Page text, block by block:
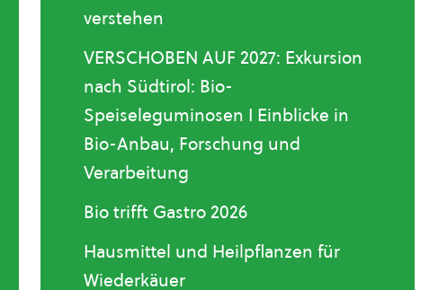
verstehen
VERSCHOBEN AUF 2027: Exkursion
nach Südtirol: Bio-
Speiseleguminosen I Einblicke in
Bio-Anbau, Forschung und
Verarbeitung
Bio trifft Gastro 2026
Hausmittel und Heilpflanzen für
Wiederkäuer